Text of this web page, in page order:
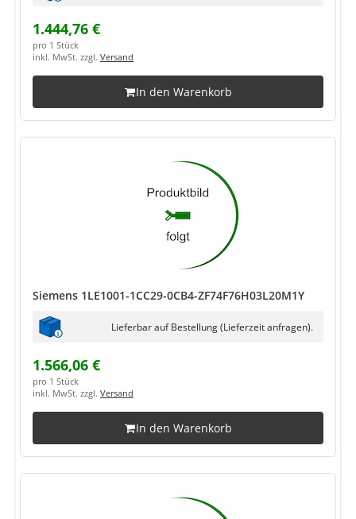
1.444,76 €
pro 1 Stück
inkl. MwSt. zzgl. Versand
In den Warenkorb
Siemens 1LE1001-1CC29-0CB4-ZF74F76H03L20M1Y
Lieferbar auf Bestellung (Lieferzeit anfragen).
1.566,06 €
pro 1 Stück
inkl. MwSt. zzgl. Versand
In den Warenkorb